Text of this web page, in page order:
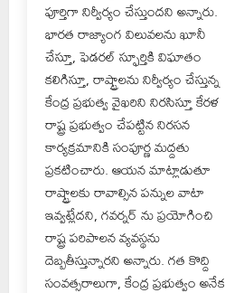
పూర్తిగా నిర్వీర్యం చేస్తుందని అన్నారు.
భారత రాజ్యాంగ విలువలను ఖూనీ
చేస్తూ, ఫెడరల్ స్ఫూర్తికి విఘాతం
కలిగిస్తూ, రాష్ట్రాలను నిర్వీర్యం చేస్తున్న
కేంద్ర ప్రభుత్వ వైఖరిని నిరసిస్తూ కేరళ
రాష్ట్ర ప్రభుత్వం చేపట్టిన నిరసన
కార్యక్రమానికి సంపూర్ణ మద్దతు
ప్రకటించారు. ఆయన మాట్లాడుతూ
రాష్ట్రాలకు రావాల్సిన పన్నుల వాటా
ఇవ్వట్లేదని, గవర్నర్ ను ప్రయోగించి
రాష్ట్ర పరిపాలన వ్యవస్థను
దెబ్బతీస్తున్నారని అన్నారు. గత కొద్ది
సంవత్సరాలుగా, కేంద్ర ప్రభుత్వం అనేక